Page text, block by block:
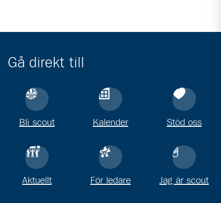
Gå direkt till
Bli scout Kalender Stöd oss
Aktuellt För ledare Jag är scout